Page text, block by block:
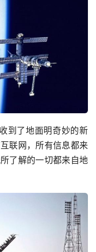
到了地面明奇妙的新
联网，所有信息都来
了解的一切都来自地